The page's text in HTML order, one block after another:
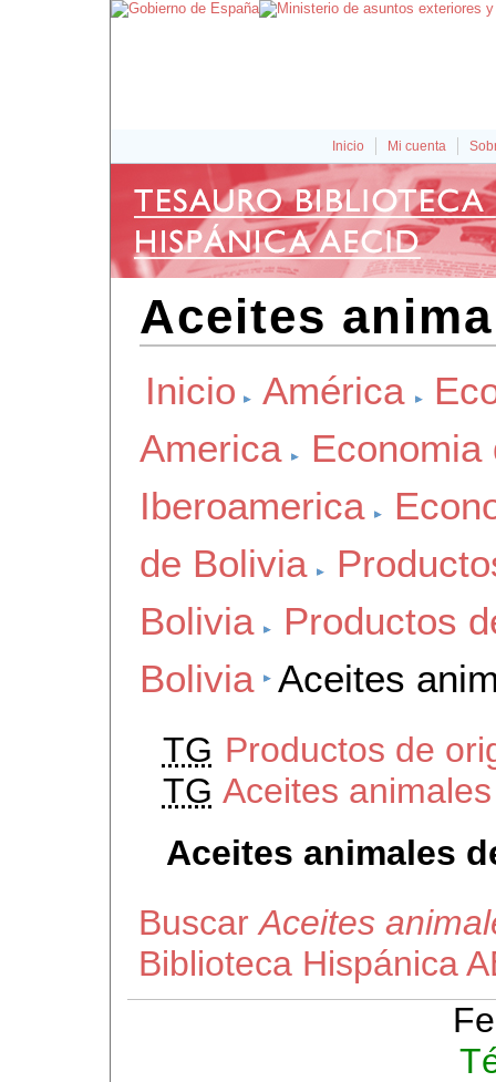
Inicio Mi cuenta
Aceites
Inicio América
America
Economia
Iberoamerica
de Bolivia
Bolivia
Productos
Bolivia Aceites
TG Productos de
TG Aceites
Aceites animales
BuscarAceites
Biblioteca Hispánica